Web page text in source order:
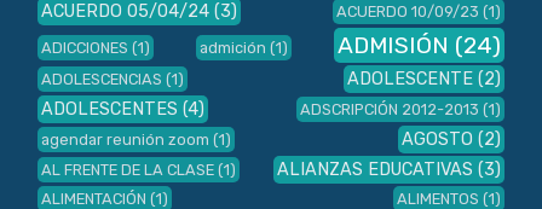
ACUERDO 05/04/24 (3) ACUERDO 10/09/23 (1)
ADICCIONES (1) admición (1) ADMISIÓN (24)
ADOLESCENCIAS (1) ADOLESCENTE (2)
ADOLESCENTES (4) ADSCRIPCIÓN 2012-2013 (1)
agendar reunión zoom (1) AGOSTO (2)
AL FRENTE DE LA CLASE (1) ALIANZAS EDUCATIVAS (3)
ALIMENTACIÓN (1) ALIMENTOS (1)